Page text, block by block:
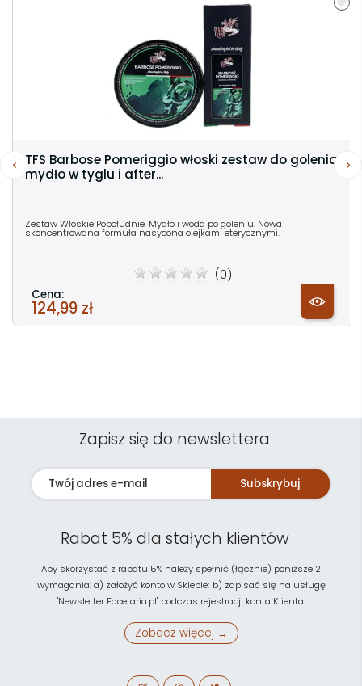
TFS Barbose Pomeriggio włoski zestaw do golenia
mydło w tyglu i after...
Zestaw Włoskie Popołudnie. Mydło i woda po goleniu. Nowa
skoncentrowana formuła nasycona olejkami eterycznymi.
(0)
Cena:
124,99 zł
Zapisz się do newslettera
Subskrybuj
Rabat 5% dla stałych klientów
Aby skorzystać z rabatu 5% należy spełnić (łącznie) poniższe 2
wymagania: a) założyć konto w Sklepie; b) zapisać się na usługę
"Newsletter Facetaria.pl" podczas rejestracji konta Klienta.
Zobacz więcej →